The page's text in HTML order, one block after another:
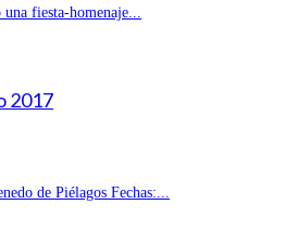
fiesta-homenaje...
2017
de Piélagos Fechas:...